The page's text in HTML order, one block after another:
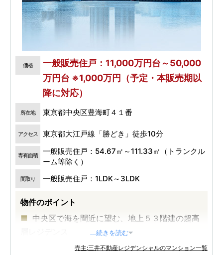
価格
一般販売住戸：11,000万円台～50,000
万円台 ※1,000万円（予定・本販売期以
降に対応）
所在地 東京都中央区豊海町４１番
アクセス 東京都大江戸線「勝どき」徒歩10分
専有面積
一般販売住戸：54.67㎡～111.33㎡（トランクル
ーム等除く）
間取り 一般販売住戸：1LDK～3LDK
物件のポイント
中央区で海を間近に望む、地上５３階建の超高
総戸数２０４６戸の大規模複合再開発プロジェ
...続きを読む
売主:三井不動産レジデンシャルのマンション一覧